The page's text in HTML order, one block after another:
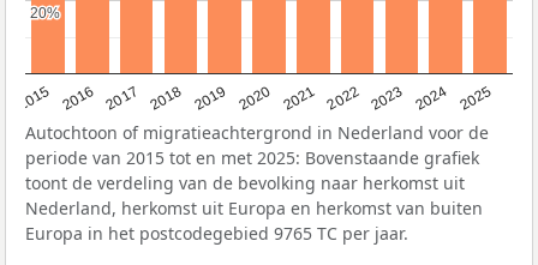
2015 2016 2017 2018 2019 2020 2021 2022 2023 2024 2025
20%
20%
Autochtoon of migratieachtergrond in Nederland voor de
periode van 2015 tot en met 2025: Bovenstaande grafiek
toont de verdeling van de bevolking naar herkomst uit
Nederland, herkomst uit Europa en herkomst van buiten
Europa in het postcodegebied 9765 TC per jaar.